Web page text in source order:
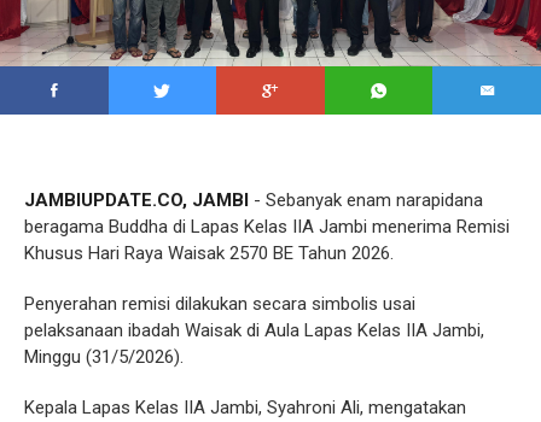
JAMBIUPDATE.CO, JAMBI - Sebanyak enam narapidana
beragama Buddha di Lapas Kelas IIA Jambi menerima Remisi
Khusus Hari Raya Waisak 2570 BE Tahun 2026.
Penyerahan remisi dilakukan secara simbolis usai
pelaksanaan ibadah Waisak di Aula Lapas Kelas IIA Jambi,
Minggu (31/5/2026).
Kepala Lapas Kelas IIA Jambi, Syahroni Ali, mengatakan